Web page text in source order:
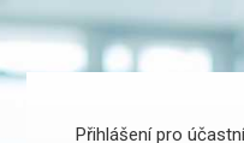
Přihlášení pro